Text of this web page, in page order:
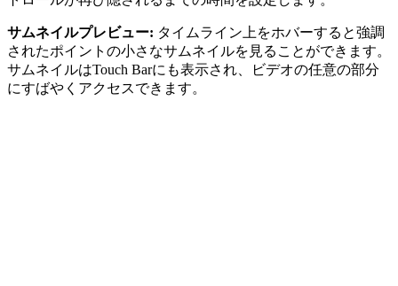
サムネイルプレビュー: タイムライン上をホバーすると強調
されたポイントの小さなサムネイルを見ることができます。
サムネイルはTouch Barにも表示され、ビデオの任意の部分
にすばやくアクセスできます。